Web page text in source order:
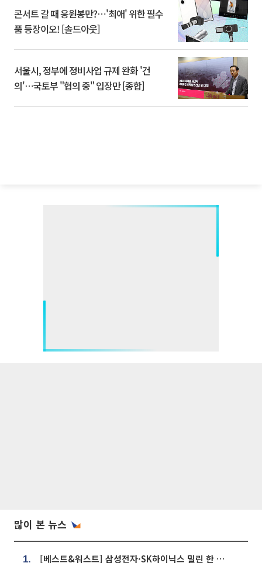
콘서트 갈 때 응원봉만?⋯'최애' 위한 필수
품 등장이오! [솔드아웃]
서울시, 정부에 정비사업 규제 완화 '건
의'⋯국토부 "협의 중" 입장만 [종합]
많이 본 뉴스
1. [베스트&워스트] 삼성전자·SK하이닉스 밀린 한 주…상상인증권은 85% 급등